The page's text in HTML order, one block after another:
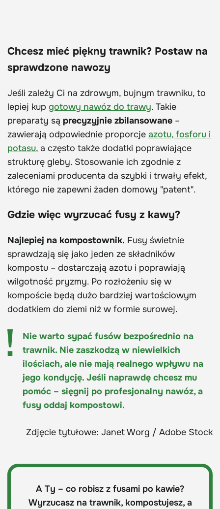
Chcesz mieć piękny trawnik? Postaw na
sprawdzone nawozy
Jeśli zależy Ci na zdrowym, bujnym trawniku, to
lepiej kup gotowy nawóz do trawy. Takie
preparaty są precyzyjnie zbilansowane –
zawierają odpowiednie proporcje azotu, fosforu i
potasu, a często także dodatki poprawiające
strukturę gleby. Stosowanie ich zgodnie z
zaleceniami producenta da szybki i trwały efekt,
którego nie zapewni żaden domowy "patent".
Gdzie więc wyrzucać fusy z kawy?
Najlepiej na kompostownik. Fusy świetnie
sprawdzają się jako jeden ze składników
kompostu – dostarczają azotu i poprawiają
wilgotność pryzmy. Po rozłożeniu się w
kompoście będą dużo bardziej wartościowym
dodatkiem do ziemi niż w formie surowej.
Nie warto sypać fusów bezpośrednio na
trawnik. Nie zaszkodzą w niewielkich
ilościach, ale nie mają realnego wpływu na
jego kondycję. Jeśli naprawdę chcesz mu
pomóc – sięgnij po profesjonalny nawóz, a
fusy oddaj kompostowi.
Zdjęcie tytułowe: Janet Worg / Adobe Stock
A Ty – co robisz z fusami po kawie?
Wyrzucasz na trawnik, kompostujesz, a